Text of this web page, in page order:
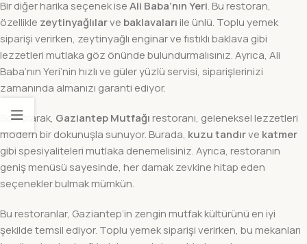
Bir diğer harika seçenek iseAli Baba’nın Yeri. Bu restoran,
özellikle zeytinyağlılarve baklavaları ile ünlü. Toplu yemek
siparişi verirken, zeytinyağlı enginar ve fıstıklı baklava gibi
lezzetleri mutlaka göz önünde bulundurmalısınız. Ayrıca, Ali
Baba’nın Yeri’nin hızlı ve güler yüzlü servisi, siparişlerinizi
zamanında almanızı garanti ediyor.
Son olarak, Gaziantep Mutfağı restoranı, geleneksel lezzetleri
modern bir dokunuşla sunuyor. Burada, kuzu tandırve katmer
gibi spesiyaliteleri mutlaka denemelisiniz. Ayrıca, restoranın
geniş menüsü sayesinde, her damak zevkine hitap eden
seçenekler bulmak mümkün.
Bu restoranlar, Gaziantep’in zengin mutfak kültürünü en iyi
şekilde temsil ediyor. Toplu yemek siparişi verirken, bu mekanları